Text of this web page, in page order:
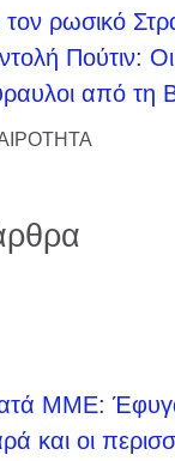
τον ρωσικό
Πούτιν:
από τη
ΜΜΕ:
και οι